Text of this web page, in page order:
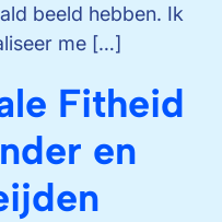
beeld hebben. Ik
me […]
Fitheid
en